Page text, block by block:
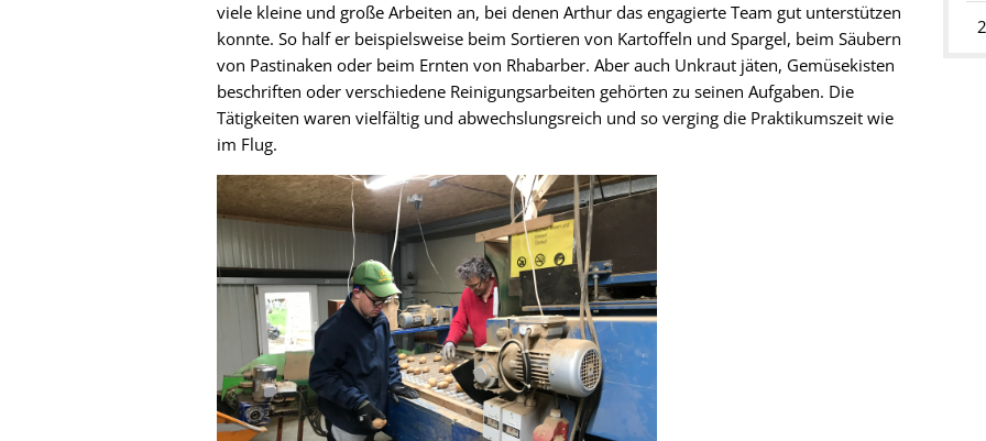
viele kleine und große Arbeiten an, bei denen Arthur das engagierte Team gut unterstützen
konnte. So half er beispielsweise beim Sortieren von Kartoffeln und Spargel, beim Säubern
von Pastinaken oder beim Ernten von Rhabarber. Aber auch Unkraut jäten, Gemüsekisten
beschriften oder verschiedene Reinigungsarbeiten gehörten zu seinen Aufgaben. Die
Tätigkeiten waren vielfältig und abwechslungsreich und so verging die Praktikumszeit wie
im Flug.